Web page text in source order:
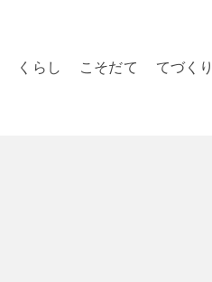
くらし こそだて てづくり